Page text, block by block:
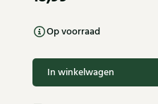
Op voorraad
In winkelwagen